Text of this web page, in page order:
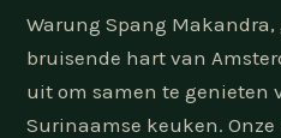
Warung Spang
bruisende hart van
uit om samen te genieten
Surinaamse keuken.